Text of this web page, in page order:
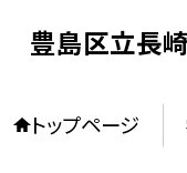
豊島区立長
トップページ